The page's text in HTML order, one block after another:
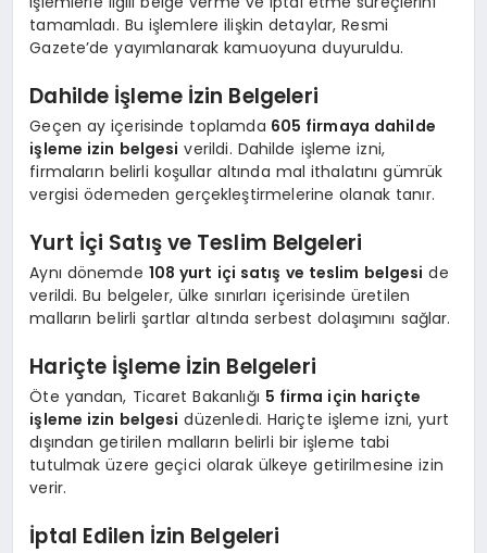
tamamladı. Bu işlemlere ilişkin detaylar, Resmi
Gazete’de yayımlanarak kamuoyuna duyuruldu.
Dahilde İşleme İzin Belgeleri
Geçen ay içerisinde toplamda 605 firmaya dahilde
işleme izin belgesi verildi. Dahilde işleme izni,
firmaların belirli koşullar altında mal ithalatını gümrük
vergisi ödemeden gerçekleştirmelerine olanak tanır.
Yurt İçi Satış ve Teslim Belgeleri
Aynı dönemde 108 yurt içi satış ve teslim belgesi de
verildi. Bu belgeler, ülke sınırları içerisinde üretilen
malların belirli şartlar altında serbest dolaşımını sağlar.
Hariçte İşleme İzin Belgeleri
Öte yandan, Ticaret Bakanlığı 5 firma için hariçte
işleme izin belgesi düzenledi. Hariçte işleme izni, yurt
dışından getirilen malların belirli bir işleme tabi
tutulmak üzere geçici olarak ülkeye getirilmesine izin
verir.
İptal Edilen İzin Belgeleri